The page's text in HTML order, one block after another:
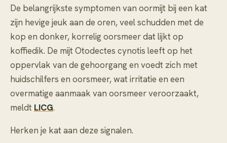
De belangrijkste symptomen van oormijt bij een kat
zijn hevige jeuk aan de oren, veel schudden met de
kop en donker, korrelig oorsmeer dat lijkt op
koffiedik. De mijt Otodectes cynotis leeft op het
oppervlak van de gehoorgang en voedt zich met
huidschilfers en oorsmeer, wat irritatie en een
overmatige aanmaak van oorsmeer veroorzaakt,
meldt LICG.
Herken je kat aan deze signalen.